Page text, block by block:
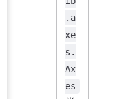
.a
xe
s.
Ax
es